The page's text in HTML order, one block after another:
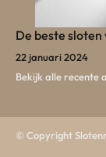
De beste
22 januari 2024
Bekijk alle recente
© Copyright